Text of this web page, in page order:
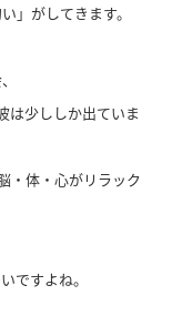
」がしてきます。
は少ししか出ていま
・体・心がリラック
ですよね。